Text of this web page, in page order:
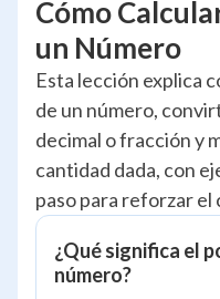
Cómo
un Número
Esta lección explica
de un número,
decimal o fracción y
cantidad dada, con
paso para reforzar el
¿Qué significa el
número?